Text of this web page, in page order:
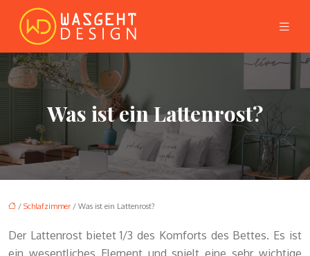
Was ist ein Lattenrost?
/ Schlafzimmer / Was ist ein Lattenrost?
Der Lattenrost bietet 1/3 des Komforts des Bettes. Es ist
ein wesentliches Element und spielt eine sehr wichtige